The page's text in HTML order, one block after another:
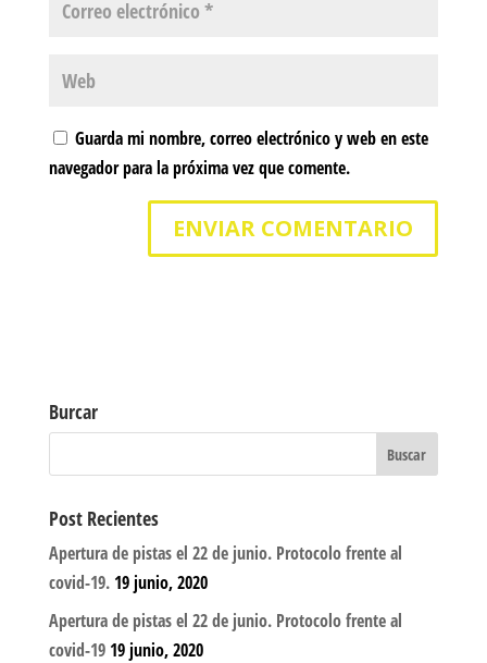
Guarda mi nombre, correo electrónico y web en este
navegador para la próxima vez que comente.
Burcar
Post Recientes
Apertura de pistas el 22 de junio. Protocolo frente al
covid-19. 19 junio, 2020
Apertura de pistas el 22 de junio. Protocolo frente al
covid-19 19 junio, 2020